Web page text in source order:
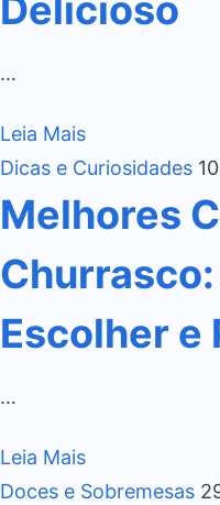
Delicioso
…
Leia Mais
Dicas e Curiosidades
Melhores
Escolher e
…
Leia Mais
Doces e Sobremesas